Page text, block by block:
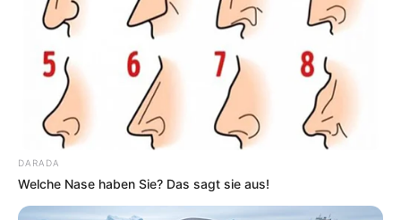
DARADA
Welche Nase haben Sie? Das sagt sie aus!